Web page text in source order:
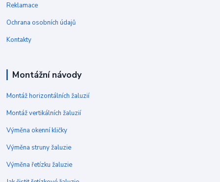
Reklamace
Ochrana osobních údajů
Kontakty
Montážní návody
Montáž horizontálních žaluzií
Montáž vertikálních žaluzií
Výměna okenní kličky
Výměna struny žaluzie
Výměna řetízku žaluzie